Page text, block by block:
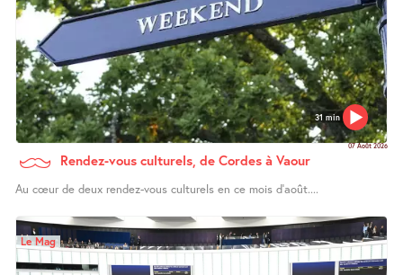
31 min
07 Août 2026
Rendez-vous culturels, de Cordes à Vaour
Au cœur de deux rendez-vous culturels en ce mois d’août....
Le Mag